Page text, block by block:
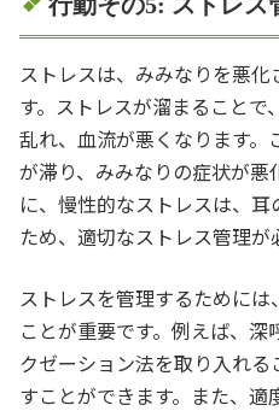
ストレスは、みみなりを悪
す。ストレスが溜まること
乱れ、血流が悪くなります
が滞り、みみなりの症状が
に、慢性的なストレスは、
ため、適切なストレス管理が
ストレスを管理するために
ことが重要です。例えば、
クゼーション法を取り入れ
すことができます。また、